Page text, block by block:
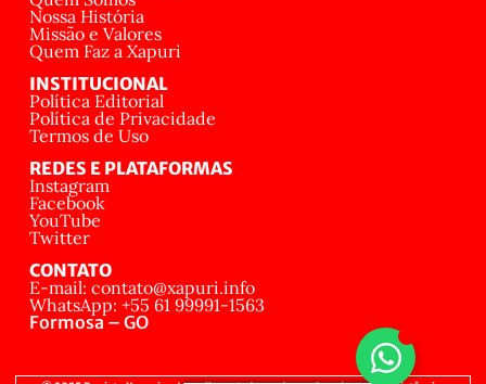
Nossa História
Missão e Valores
Quem Faz a Xapuri
INSTITUCIONAL
Política Editorial
Política de Privacidade
Termos de Uso
REDES E PLATAFORMAS
Instagram
Facebook
YouTube
Twitter
CONTATO
E-mail: contato@xapuri.info
WhatsApp: +55 61 99991-1563
Formosa – GO